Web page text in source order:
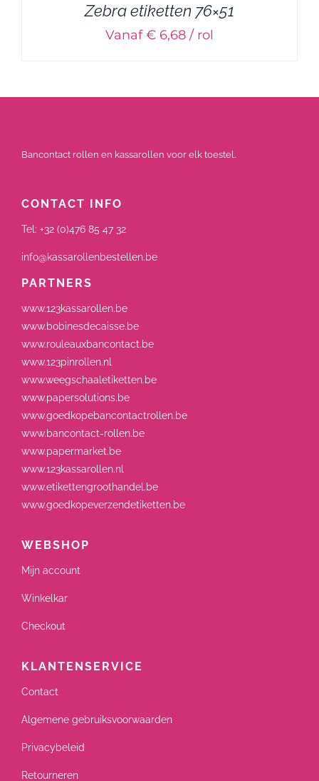
Zebra etiketten 76×51
Vanaf € 6,68 / rol
Bancontact rollen en kassarollen voor elk toestel.
CONTACT INFO
Tel: +32 (0)476 85 47 32
info@kassarollenbestellen.be
PARTNERS
www.123kassarollen.be
www.bobinesdecaisse.be
www.rouleauxbancontact.be
www.123pinrollen.nl
www.weegschaaletiketten.be
www.papersolutions.be
www.goedkopebancontactrollen.be
www.bancontact-rollen.be
www.papermarket.be
www.123kassarollen.nl
www.etikettengroothandel.be
www.goedkopeverzendetiketten.be
WEBSHOP
Mijn account
Winkelkar
Checkout
KLANTENSERVICE
Contact
Algemene gebruiksvoorwaarden
Privacybeleid
Retourneren